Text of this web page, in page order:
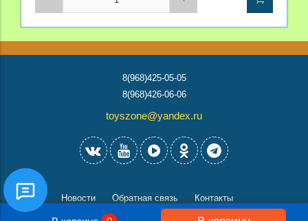
8(968)425-05-05
8(968)426-06-06
toyszone@yandex.ru
Новости Обратная связь Контакты